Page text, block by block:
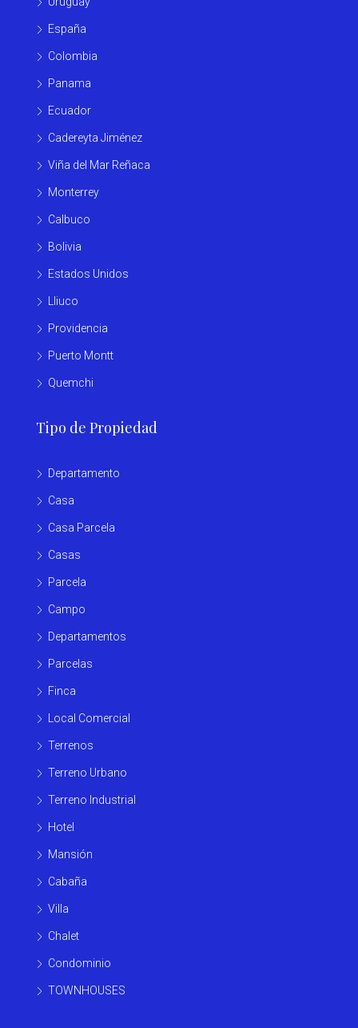
España
Colombia
Panama
Ecuador
Cadereyta Jiménez
Viña del Mar Reñaca
Monterrey
Calbuco
Bolivia
Estados Unidos
Lliuco
Providencia
Puerto Montt
Quemchi
Tipo de Propiedad
Departamento
Casa
Casa Parcela
Casas
Parcela
Campo
Departamentos
Parcelas
Finca
Local Comercial
Terrenos
Terreno Urbano
Terreno Industrial
Hotel
Mansión
Cabaña
Villa
Chalet
Condominio
TOWNHOUSES